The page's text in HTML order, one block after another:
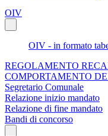
OIV
OIV - in formato
REGOLAMENTO
COMPORTAMENTO
Segretario Comunale
Relazione inizio mandato
Relazione di fine mandato
Bandi di concorso